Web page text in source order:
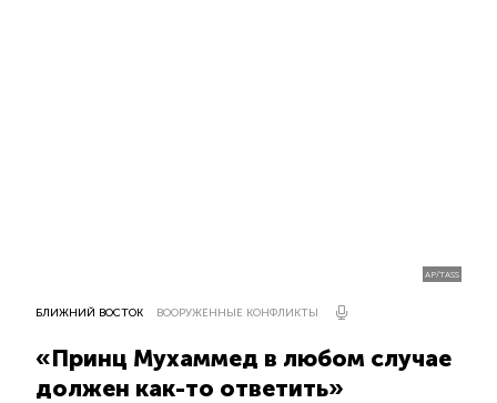
AP/TASS
БЛИЖНИЙ ВОСТОК ВООРУЖЕННЫЕ КОНФЛИКТЫ
«Принц Мухаммед в любом случае
должен как-то ответить»